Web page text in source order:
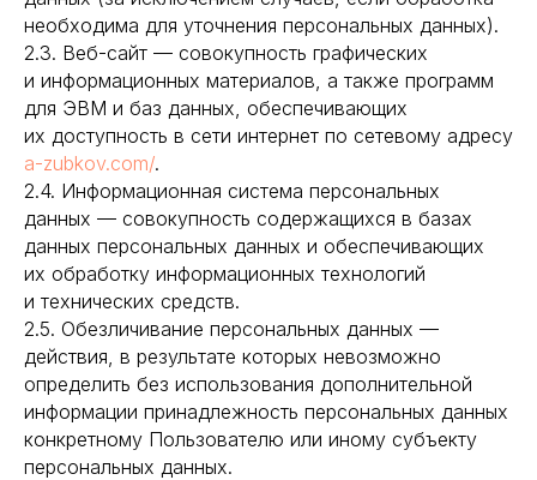
необходима для уточнения персональных данных).
2.3. Веб-сайт — совокупность графических
и информационных материалов, а также программ
для ЭВМ и баз данных, обеспечивающих
их доступность в сети интернет по сетевому адресу
a-zubkov.com/.
2.4. Информационная система персональных
данных — совокупность содержащихся в базах
данных персональных данных и обеспечивающих
их обработку информационных технологий
и технических средств.
2.5. Обезличивание персональных данных —
действия, в результате которых невозможно
определить без использования дополнительной
информации принадлежность персональных данных
конкретному Пользователю или иному субъекту
персональных данных.